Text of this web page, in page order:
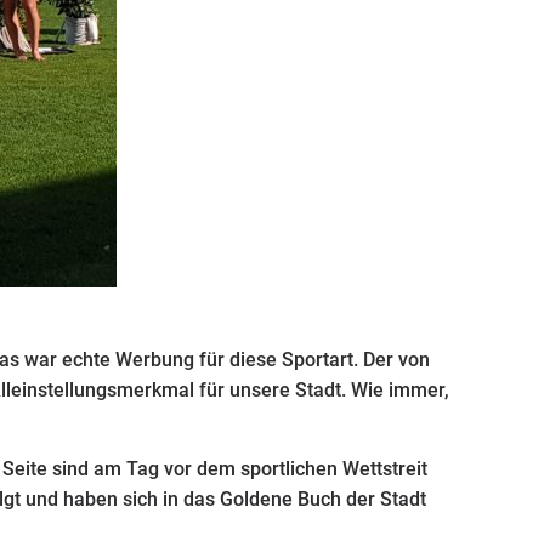
war echte Werbung für diese Sportart. Der von
für unsere Stadt. Wie immer,
sind am Tag vor dem sportlichen Wettstreit
und haben sich in das Goldene Buch der Stadt